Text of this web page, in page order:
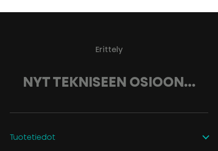
Erittely
NYT TEKNISEEN OSIOON...
Tuotetiedot